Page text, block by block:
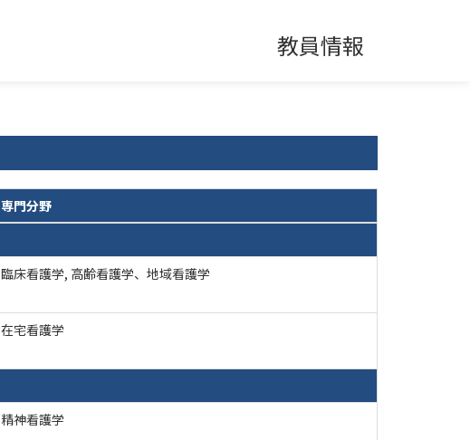
教員情報
専門分野
臨床看護学, 高齢看護学、地域看護学
在宅看護学
精神看護学